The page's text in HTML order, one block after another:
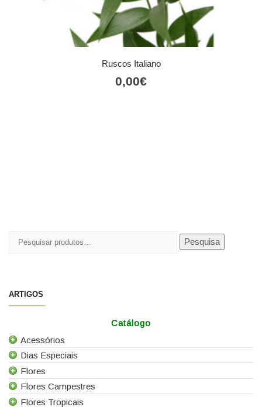
Ruscos Italiano
0,00€
Pesquisar
Pesquisa
ARTIGOS
Catálogo
Acessórios
Todos os Acessórios
Alfinetes
Arames
Caixas e Sacos
Dias Especiais
25 de Abril
Casamentos
Dia da Mãe
Flores
Todas as Flores
Agapanthus
Flores Campestres
Todas as Flores Campestres
Flores Tropicais